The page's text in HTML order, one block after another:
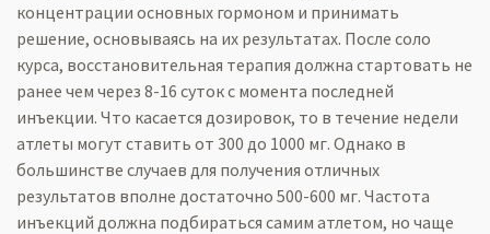
концентрации основных гормоном и принимать
решение, основываясь на их результатах. После соло
курса, восстановительная терапия должна стартовать не
ранее чем через 8-16 суток с момента последней
инъекции. Что касается дозировок, то в течение недели
атлеты могут ставить от 300 до 1000 мг. Однако в
большинстве случаев для получения отличных
результатов вполне достаточно 500-600 мг. Частота
инъекций должна подбираться самим атлетом, но чаще